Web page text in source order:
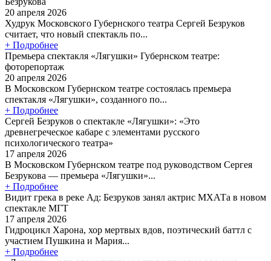
20 апреля 2026
Худрук Московского Губернского театра Сергей Безруков
считает, что новый спектакль по...
+ Подробнее
Премьера спектакля «Лягушки» Губернском театре:
фоторепортаж
20 апреля 2026
В Московском Губернском театре состоялась премьера
спектакля «Лягушки», созданного по...
+ Подробнее
Сергей Безруков о спектакле «Лягушки»: «Это
древнегреческое кабаре с элементами русского
психологического театра»
17 апреля 2026
В Московском Губернском театре под руководством Сергея
Безрукова — премьера «Лягушки»...
+ Подробнее
Видит грека в реке Ад: Безруков занял актрис МХАТа в новом
спектакле МГТ
17 апреля 2026
Гидроцикл Харона, хор мертвых вдов, поэтический баттл с
участием Пушкина и Мария...
+ Подробнее